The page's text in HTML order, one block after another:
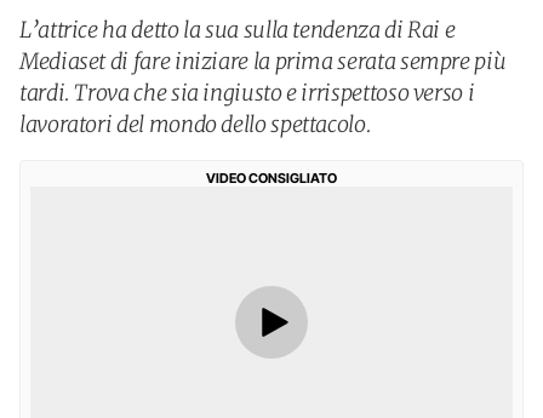
L’attrice ha detto la sua sulla tendenza di Rai e
Mediaset di fare iniziare la prima serata sempre più
tardi. Trova che sia ingiusto e irrispettoso verso i
lavoratori del mondo dello spettacolo.
VIDEO CONSIGLIATO